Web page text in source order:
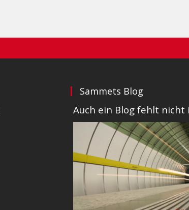
Sammets Blog
Auch ein Blog fehlt